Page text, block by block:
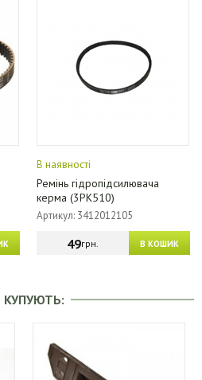
В наявності
Ремінь гідропідсилювача
керма (3РК510)
Артикул: 3412012105
В КОШИК
49грн.